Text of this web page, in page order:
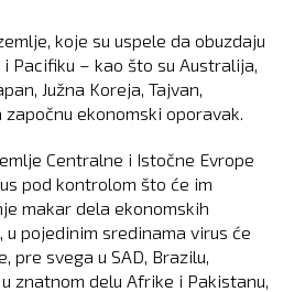
koje su uspele da obuzdaju
Pacifiku – kao što su Australija,
Južna Koreja, Tajvan,
ekonomski oporavak.
Centralne i Istočne Evrope
pod kontrolom što će im
makar dela ekonomskih
pojedinim sredinama virus će
pre svega u SAD, Brazilu,
znatnom delu Afrike i Pakistanu,